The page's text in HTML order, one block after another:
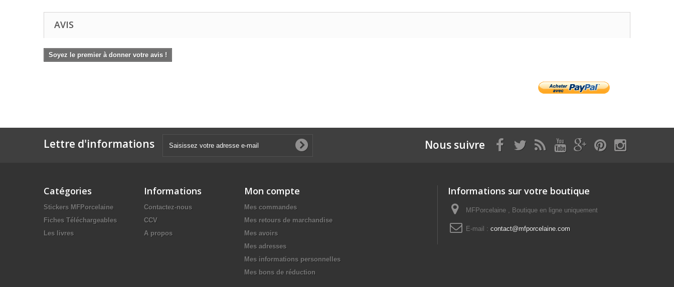
AVIS
Soyez le premier à donner votre avis !
Lettre d'informations Nous suivre
Catégories
Stickers MFPorcelaine
Fiches Téléchargeables
Les livres
Informations
Contactez-nous
CCV
A propos
Mon compte
Mes commandes
Mes retours de marchandise
Mes avoirs
Mes adresses
Mes informations personnelles
Mes bons de réduction
Informations sur votre boutique
MFPorcelaine , Boutique en ligne uniquement
E-mail : contact@mfporcelaine.com